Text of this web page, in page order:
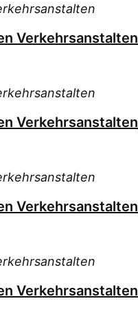
Verkehrsanstalten
Verkehrsanstalten
Verkehrsanstalten
Verkehrsanstalten